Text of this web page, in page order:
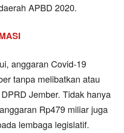
APBD 2020.
anggaran Covid-19
tanpa melibatkan atau
Jember. Tidak hanya
Rp479 miliar juga
lembaga legislatif.